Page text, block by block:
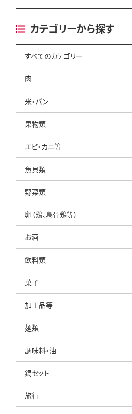
カテゴリーから探す
すべてのカテゴリー
肉
米・パン
果物類
エビ・カニ等
魚貝類
野菜類
卵（鶏、烏骨鶏等）
お酒
飲料類
菓子
加工品等
麺類
調味料・油
鍋セット
旅行